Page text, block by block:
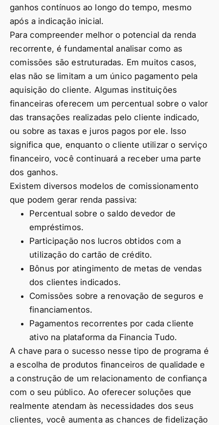
ganhos contínuos ao longo do tempo, mesmo
após a indicação inicial.
Para compreender melhor o potencial da renda
recorrente, é fundamental analisar como as
comissões são estruturadas. Em muitos casos,
elas não se limitam a um único pagamento pela
aquisição do cliente. Algumas instituições
financeiras oferecem um percentual sobre o valor
das transações realizadas pelo cliente indicado,
ou sobre as taxas e juros pagos por ele. Isso
significa que, enquanto o cliente utilizar o serviço
financeiro, você continuará a receber uma parte
dos ganhos.
Existem diversos modelos de comissionamento
que podem gerar renda passiva:
Percentual sobre o saldo devedor de
empréstimos.
Participação nos lucros obtidos com a
utilização do cartão de crédito.
Bônus por atingimento de metas de vendas
dos clientes indicados.
Comissões sobre a renovação de seguros e
financiamentos.
Pagamentos recorrentes por cada cliente
ativo na plataforma da Financia Tudo.
A chave para o sucesso nesse tipo de programa é
a escolha de produtos financeiros de qualidade e
a construção de um relacionamento de confiança
com o seu público. Ao oferecer soluções que
realmente atendam às necessidades dos seus
clientes, você aumenta as chances de fidelização